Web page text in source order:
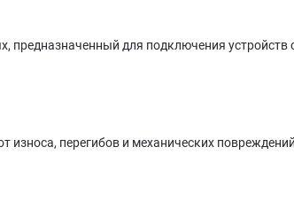
предназначенный для подключения
перегибов и механических